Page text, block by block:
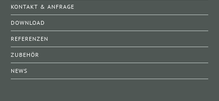
KONTAKT & ANFRAGE
DOWNLOAD
REFERENZEN
ZUBEHÖR
NEWS